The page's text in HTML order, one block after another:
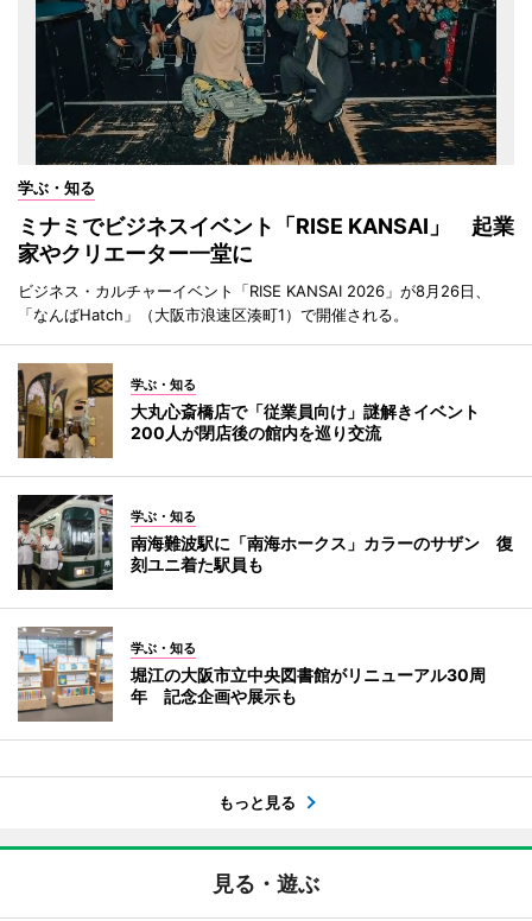
学ぶ・知る
ミナミでビジネスイベント「RISE KANSAI」 起業
家やクリエーター一堂に
ビジネス・カルチャーイベント「RISE KANSAI 2026」が8月26日、
「なんばHatch」（大阪市浪速区湊町1）で開催される。
学ぶ・知る
大丸心斎橋店で「従業員向け」謎解きイベント
200人が閉店後の館内を巡り交流
学ぶ・知る
南海難波駅に「南海ホークス」カラーのサザン 復
刻ユニ着た駅員も
学ぶ・知る
堀江の大阪市立中央図書館がリニューアル30周
年 記念企画や展示も
もっと見る
見る・遊ぶ